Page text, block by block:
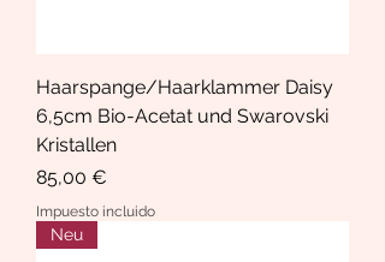
Haarspange/Haarklammer Daisy
6,5cm Bio-Acetat und Swarovski
Kristallen
Precio
85,00 €
Impuesto incluido
Neu